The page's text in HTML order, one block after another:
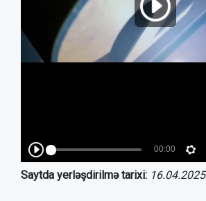
Saytda yerləşdirilmə tarixi: 16.04.2025